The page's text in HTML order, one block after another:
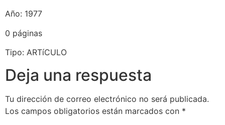
Año: 1977
0 páginas
Tipo: ARTíCULO
Deja una respuesta
Tu dirección de correo electrónico no será publicada.
Los campos obligatorios están marcados con *